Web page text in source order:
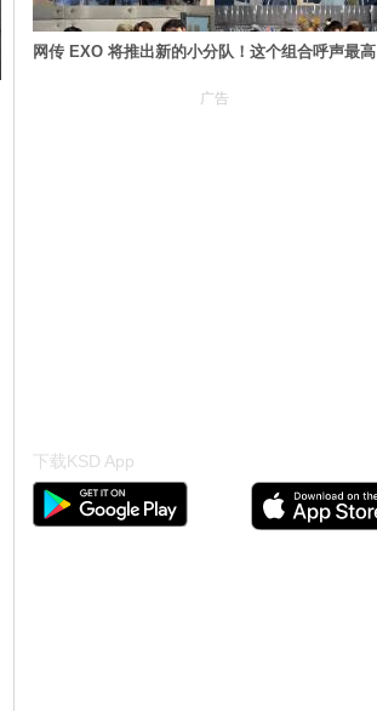
网传 EXO 将推出新的小分队！这个组合呼声最高
广告
下载KSD App